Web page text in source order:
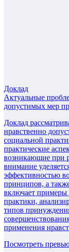
Доклад
Актуальные
допустимых мер
Доклад
нравственно
социальной
практические
возникающие при
внимание
эффективностью
принципов, а
включает примеры
практики,
типов
применения
Посмотреть